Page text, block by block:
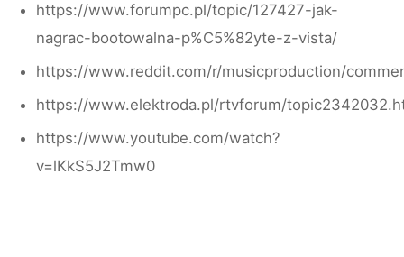
https://www.forumpc.pl/topic/127427-jak-
nagrac-bootowalna-p%C5%82yte-z-vista/
https://www.reddit.com/r/musicproduction/
https://www.elektroda.pl/rtvforum/
https://www.youtube.com/watch?
v=lKkS5J2Tmw0